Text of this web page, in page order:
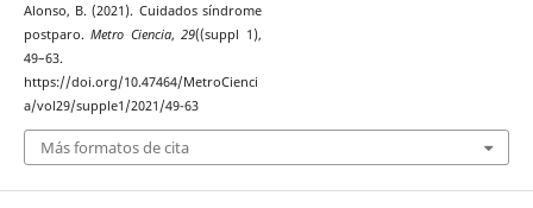
Alonso, B. (2021). Cuidados síndrome
postparo.Metro Ciencia,29((suppl 1),
49–63.
https://doi.org/10.47464/MetroCienci
a/vol29/supple1/2021/49-63
Más formatos de cita